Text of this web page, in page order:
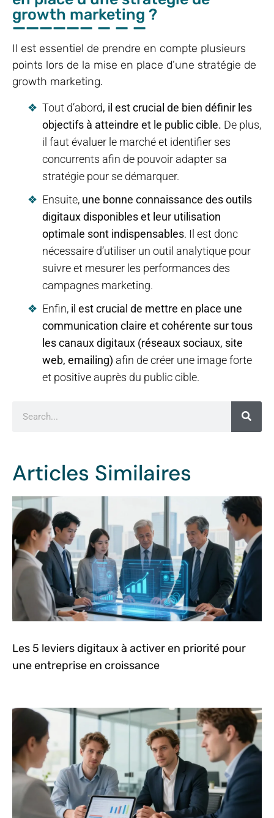
growth marketing ?
Il est essentiel de prendre en compte plusieurs
points lors de la mise en place d’une stratégie de
growth marketing.
Tout d’abord, il est crucial de bien définir les
objectifs à atteindre et le public cible. De plus,
il faut évaluer le marché et identifier ses
concurrents afin de pouvoir adapter sa
stratégie pour se démarquer.
Ensuite, une bonne connaissance des outils
digitaux disponibles et leur utilisation
optimale sont indispensables. Il est donc
nécessaire d’utiliser un outil analytique pour
suivre et mesurer les performances des
campagnes marketing.
Enfin, il est crucial de mettre en place une
communication claire et cohérente sur tous
les canaux digitaux (réseaux sociaux, site
web, emailing) afin de créer une image forte
et positive auprès du public cible.
Articles Similaires
Les 5 leviers digitaux à activer en priorité pour
une entreprise en croissance